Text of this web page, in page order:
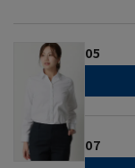
05
07